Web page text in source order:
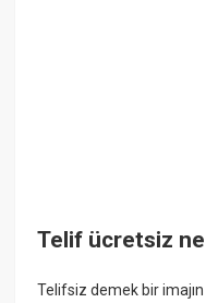
Telif ücretsiz
Telifsiz demek bir